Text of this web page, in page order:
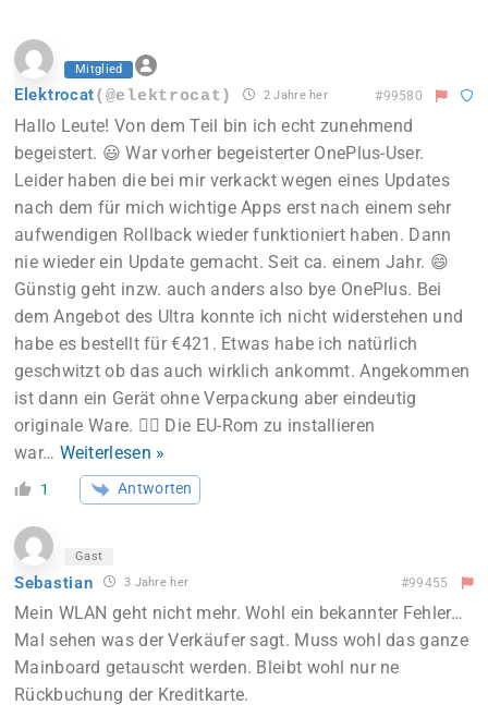
Mitglied
Elektrocat(@elektrocat) 2 Jahre her #99580
Hallo Leute! Von dem Teil bin ich echt zunehmend
begeistert. 😃 War vorher begeisterter OnePlus-User.
Leider haben die bei mir verkackt wegen eines Updates
nach dem für mich wichtige Apps erst nach einem sehr
aufwendigen Rollback wieder funktioniert haben. Dann
nie wieder ein Update gemacht. Seit ca. einem Jahr. 😄
Günstig geht inzw. auch anders also bye OnePlus. Bei
dem Angebot des Ultra konnte ich nicht widerstehen und
habe es bestellt für €421. Etwas habe ich natürlich
geschwitzt ob das auch wirklich ankommt. Angekommen
ist dann ein Gerät ohne Verpackung aber eindeutig
originale Ware. 👍🏼 Die EU-Rom zu installieren
war… Weiterlesen »
1 Antworten
Gast
Sebastian 3 Jahre her #99455
Mein WLAN geht nicht mehr. Wohl ein bekannter Fehler…
Mal sehen was der Verkäufer sagt. Muss wohl das ganze
Mainboard getauscht werden. Bleibt wohl nur ne
Rückbuchung der Kreditkarte.